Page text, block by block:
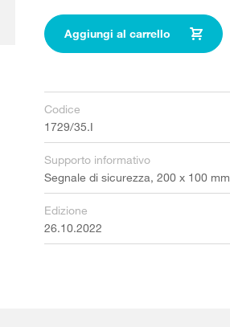
Aggiungi al carrello
Codice
1729/35.I
Supporto informativo
Segnale di sicurezza, 200 x 100 mm
Edizione
26.10.2022